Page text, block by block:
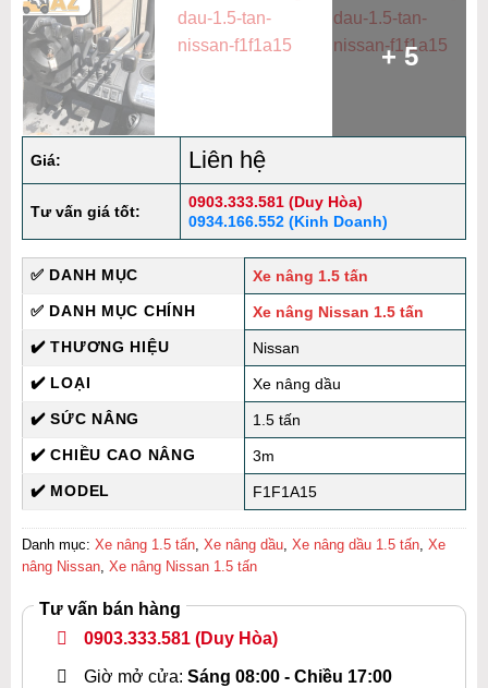
+ 5
Giá: Liên hệ
Tư vấn giá tốt:
0903.333.581 (Duy Hòa)
0934.166.552 (Kinh Doanh)
✅ DANH MỤC
Xe nâng 1.5 tấn
✅ DANH MỤC CHÍNH
Xe nâng Nissan 1.5 tấn
✔️ THƯƠNG HIỆU
Nissan
✔️ LOẠI
Xe nâng dầu
✔️ SỨC NÂNG
1.5 tấn
✔️ CHIỀU CAO NÂNG
3m
✔️ MODEL
F1F1A15
Danh mục: Xe nâng 1.5 tấn, Xe nâng dầu, Xe nâng dầu 1.5 tấn, Xe
nâng Nissan, Xe nâng Nissan 1.5 tấn
Tư vấn bán hàng
0903.333.581 (Duy Hòa)
Giờ mở cửa: Sáng 08:00 - Chiều 17:00